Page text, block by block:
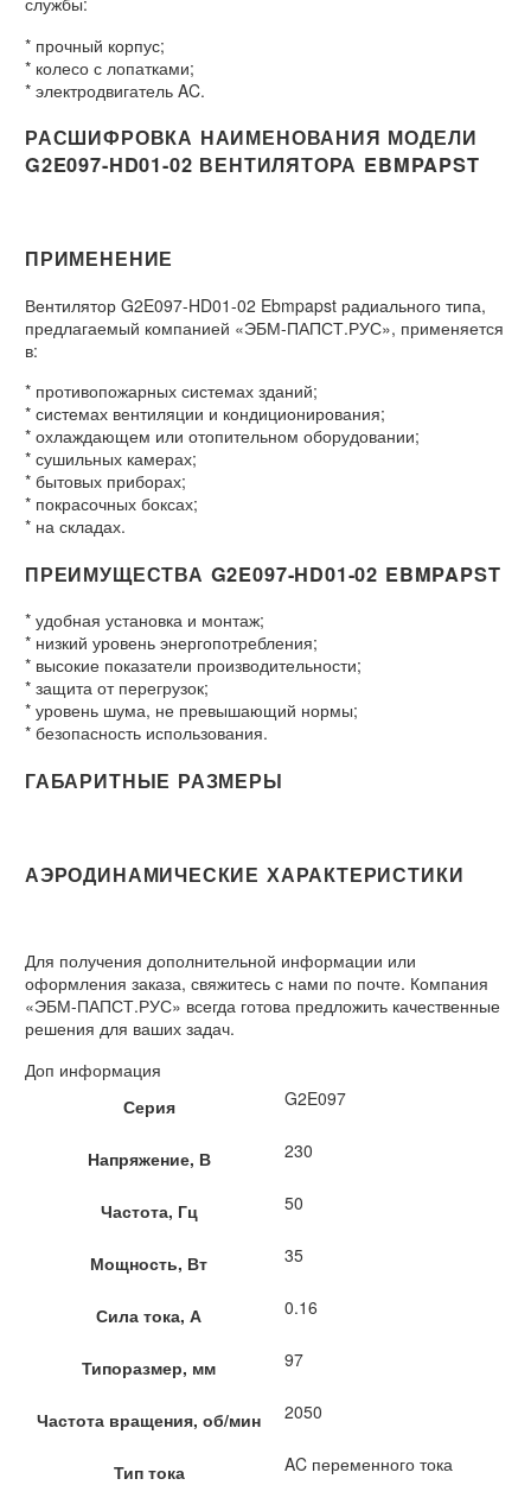
* прочный корпус;
* колесо с лопатками;
* электродвигатель AC.
РАСШИФРОВКА НАИМЕНОВАНИЯ МОДЕЛИ
G2E097-HD01-02 ВЕНТИЛЯТОРА EBMPAPST
ПРИМЕНЕНИЕ
Вентилятор G2E097-HD01-02 Ebmpapst радиального типа,
предлагаемый компанией «ЭБМ-ПАПСТ.РУС», применяется
в:
* противопожарных системах зданий;
* системах вентиляции и кондиционирования;
* охлаждающем или отопительном оборудовании;
* сушильных камерах;
* бытовых приборах;
* покрасочных боксах;
* на складах.
ПРЕИМУЩЕСТВА G2E097-HD01-02 EBMPAPST
* удобная установка и монтаж;
* низкий уровень энергопотребления;
* высокие показатели производительности;
* защита от перегрузок;
* уровень шума, не превышающий нормы;
* безопасность использования.
ГАБАРИТНЫЕ РАЗМЕРЫ
АЭРОДИНАМИЧЕСКИЕ ХАРАКТЕРИСТИКИ
Для получения дополнительной информации или
оформления заказа, свяжитесь с нами по почте. Компания
«ЭБМ-ПАПСТ.РУС» всегда готова предложить качественные
решения для ваших задач.
Доп информация
Серия
G2E097
Напряжение, В 230
Частота, Гц 50
Мощность, Вт 35
Сила тока, А 0.16
Типоразмер, мм 97
Частота вращения, об/мин 2050
Тип тока AC переменного тока